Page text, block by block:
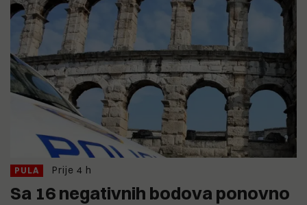
PULA Prije 4 h
Sa 16 negativnih bodova ponovno